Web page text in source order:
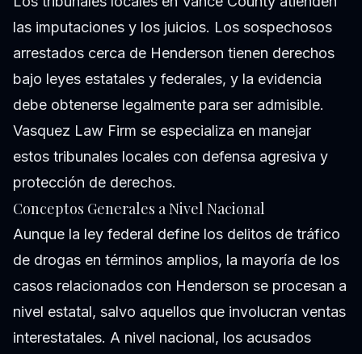
las imputaciones y los juicios. Los sospechosos
arrestados cerca de Henderson tienen derechos
bajo leyes estatales y federales, y la evidencia
debe obtenerse legalmente para ser admisible.
Vasquez Law Firm se especializa en manejar
estos tribunales locales con defensa agresiva y
protección de derechos.
Conceptos Generales a Nivel Nacional
Aunque la ley federal define los delitos de tráfico
de drogas en términos amplios, la mayoría de los
casos relacionados con Henderson se procesan a
nivel estatal, salvo aquellos que involucran ventas
interestatales. A nivel nacional, los acusados